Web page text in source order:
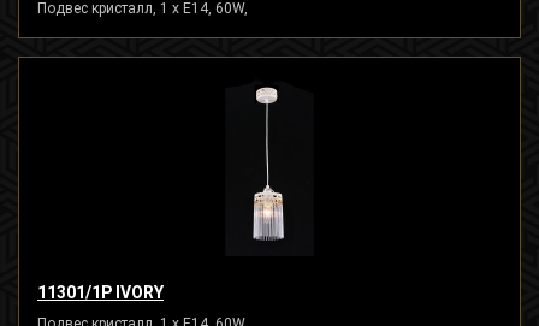
Подвес кристалл, 1 x E14, 60W,
11301/1P IVORY